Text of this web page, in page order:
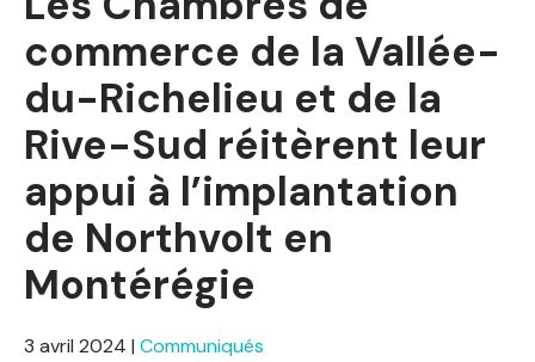
commerce de la Vallée-
du-Richelieu et de la
Rive-Sud réitèrent leur
appui à l’implantation
de Northvolt en
Montérégie
3 avril 2024 | Communiqués